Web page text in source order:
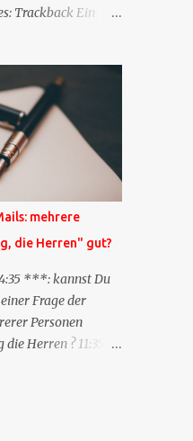
Trackback Ein
ich habe einen
aber nicht
sondern in
das doch,
mal vorbeischauen,
zu sagen hatte."
wird
Blog an die
einen 'Ping'
übergibt
meines
man nichts
beim
mehrere
die Herren" gut?
***: kannst Du
Frage der
Personen
Herren ? 11:35:07